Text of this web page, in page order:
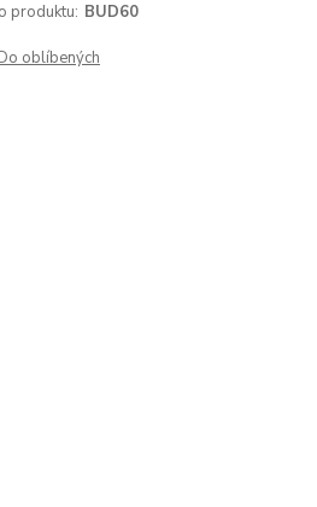
produktu: BUD60
oblíbených